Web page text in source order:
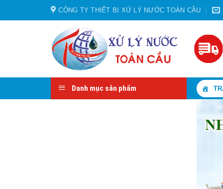
CÔNG TY THIẾT BỊ XỬ LÝ NƯỚC TOÀN CẦU
Danh mục sản phẩm